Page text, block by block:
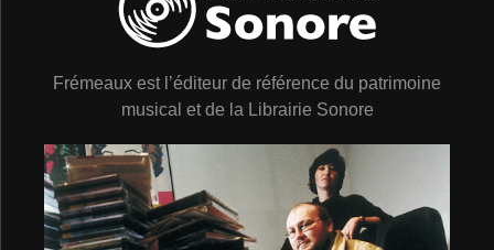
Frémeaux est l’éditeur de référence du patrimoine
musical et de la Librairie Sonore